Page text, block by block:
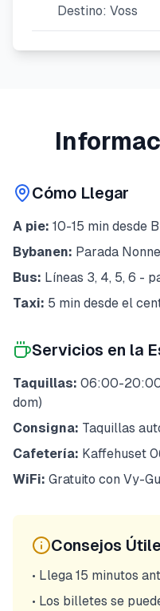
Destino: Voss
Cómo Llegar
A pie: 10-15 min desde
Bybanen: Parada
Bus: Líneas 3, 4, 5, 6 -
Taxi: 5 min desde el
Servicios en la
Taquillas: 06:00-
dom)
Consigna: Taquillas
Cafetería: Kaffehuset
WiFi: Gratuito con Vy-
Consejos
• Llega 15 minutos
• Los billetes se